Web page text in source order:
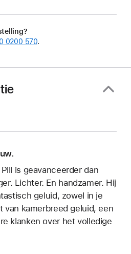
0200 570.
is geavanceerder dan
Lichter. En handzamer. Hij
geluid, zowel in je
van kamerbreed geluid, een
klanken over het volledige